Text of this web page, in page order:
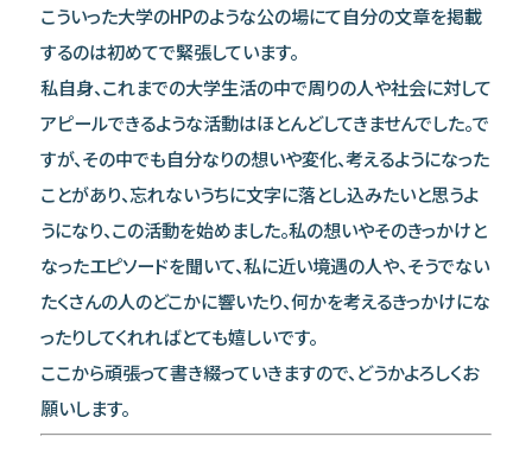
こういった大学のHPのような公の場にて自分の文章を掲載
するのは初めてで緊張しています。
私自身、これまでの大学生活の中で周りの人や社会に対して
アピールできるような活動はほとんどしてきませんでした。で
すが、その中でも自分なりの想いや変化、考えるようになった
ことがあり、忘れないうちに文字に落とし込みたいと思うよ
うになり、この活動を始めました。私の想いやそのきっかけと
なったエピソードを聞いて、私に近い境遇の人や、そうでない
たくさんの人のどこかに響いたり、何かを考えるきっかけにな
ったりしてくれればとても嬉しいです。
ここから頑張って書き綴っていきますので、どうかよろしくお
願いします。